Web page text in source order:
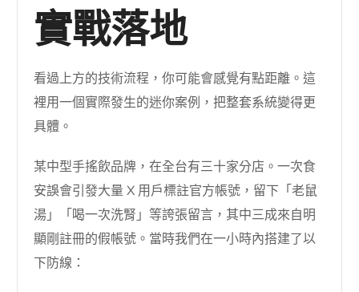
實戰落地
看過上方的技術流程，你可能會感覺有點距離。這
裡用一個實際發生的迷你案例，把整套系統變得更
具體。
某中型手搖飲品牌，在全台有三十家分店。一次食
安誤會引發大量 X 用戶標註官方帳號，留下「老鼠
湯」「喝一次洗腎」等誇張留言，其中三成來自明
顯剛註冊的假帳號。當時我們在一小時內搭建了以
下防線：